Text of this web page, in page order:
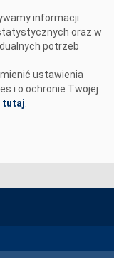
informacji
oraz w
potrzeb
ustawienia
i o ochronie Twojej
tutaj